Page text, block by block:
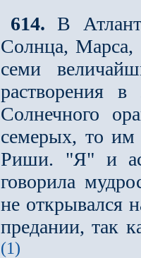
614. В
Солнца, Марса,
семи
растворения
Солнечного
семерых, то
Риши. "Я" и
говорила
не открывался
предании, так
(1)